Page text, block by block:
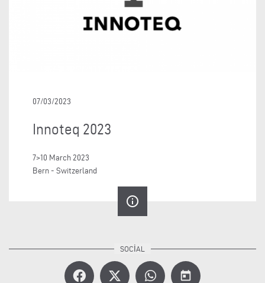
07/03/2023
Innoteq 2023
7>10 March 2023
Bern - Switzerland
info_outline
today